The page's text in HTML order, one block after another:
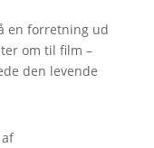
en forretning ud
om til film –
den levende